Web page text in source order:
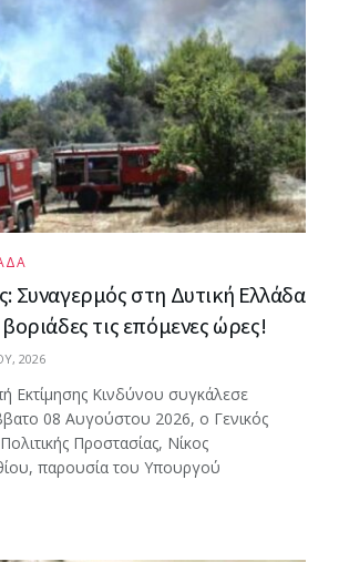
Συναγερμός στη Δυτική Ελλάδα
βοριάδες τις επόμενες ώρες!
2026
Εκτίμησης Κινδύνου συγκάλεσε
08 Αυγούστου 2026, ο Γενικός
Προστασίας, Νίκος
παρουσία του Υπουργού